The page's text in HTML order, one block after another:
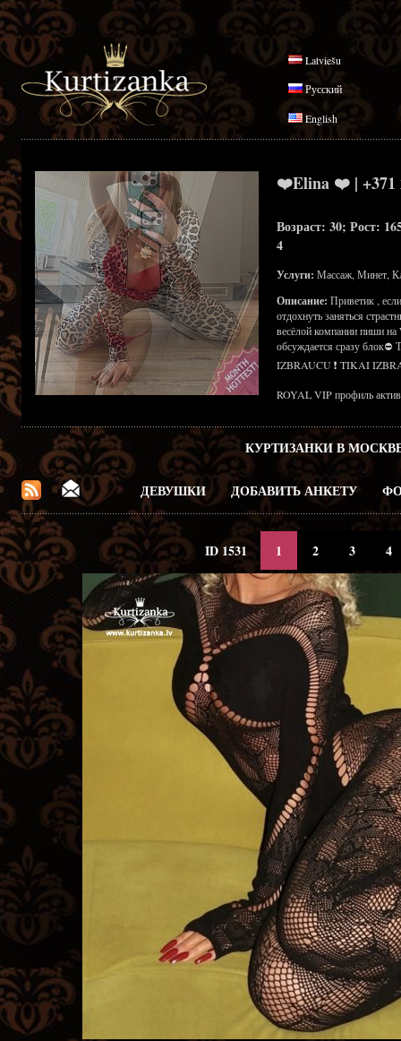
Latviešu
Русский
English
❤️Elina ❤️ | +371
Возраст: 30; Рост:
4
Услуги: Массаж, Минет,
Описание: Приветик ,
отдохнуть заняться
весёлой компании пиши
обсуждается сразу
IZBRAUCU ❗ TIKAI
ROYAL VIP профиль
КУРТИЗАНКИ В
ДЕВУШКИ ДОБАВИТЬ АНКЕТУ
ID 1531 1 2 3 4